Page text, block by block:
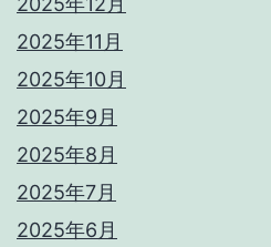
2025年11月
2025年10月
2025年9月
2025年8月
2025年7月
2025年6月